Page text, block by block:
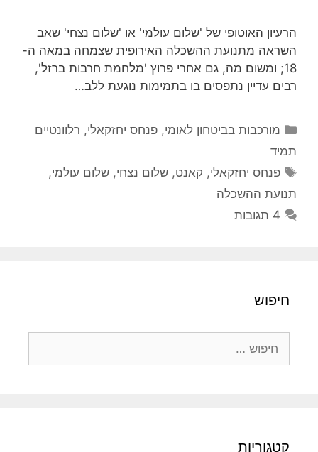
הרעיון האוטופי של 'שלום עולמי' או 'שלום נצחי' שאב
השראה מתנועת ההשכלה האירופית שצמחה במאה ה-
18; ומשום מה, גם אחרי פרוץ 'מלחמת חרבות ברזל',
רבים עדיין נתפסים בו בתמימות נוגעת ללב…
קטגוריות
מורכבות בביטחון לאומי,פנחס יחזקאלי, רלוונטיים
תמיד
תגיות
פנחס יחזקאלי, קאנט,שלום נצחי,שלום עולמי,
תנועת ההשכלה
4 תגובות
חיפוש
קטגוריות